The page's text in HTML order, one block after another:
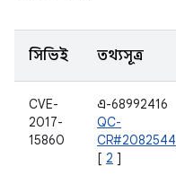
সিভিই তথ্যসূত্র
CVE-
2017-
15860
এ-68992416
QC-
CR#2082544
[ 2 ]